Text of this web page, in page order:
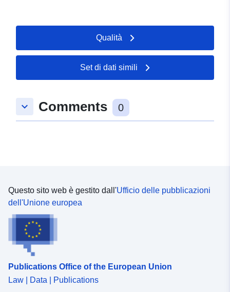
Qualità
Set di dati simili
keyboard_arrow_down Comments 0
Questo sito web è gestito dall'Ufficio delle pubblicazioni
dell'Unione europea
Publications Office of the European Union
Law | Data | Publications